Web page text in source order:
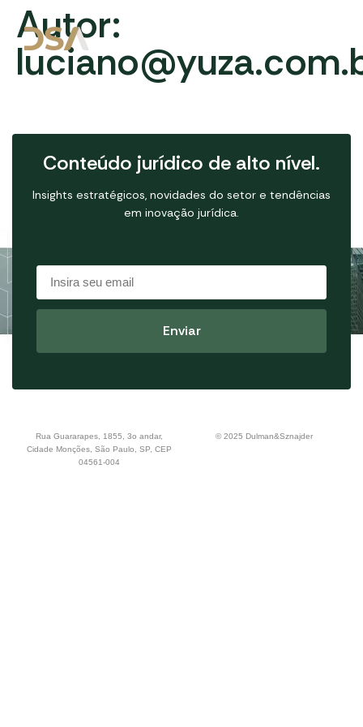
Autor:
Conteúdo jurídico de alto nível.
Insights estratégicos, novidades do setor e tendências
em inovação jurídica.
Rua Guararapes, 1855, 3o andar,
Cidade Monções, São Paulo, SP, CEP
04561-004
© 2025 Dulman&Sznajder